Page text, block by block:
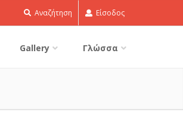
Αναζήτηση Είσοδος
Gallery Γλώσσα